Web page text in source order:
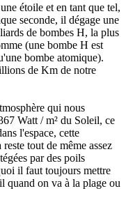
étoile et en tant que tel,
seconde, il dégage une
de bombes H, la plus
(une bombe H est
bombe atomique).
de Km de notre
qui nous
Watt / m² du Soleil, ce
l'espace, cette
tout de même assez
par des poils
il faut toujours mettre
quand on va à la plage ou